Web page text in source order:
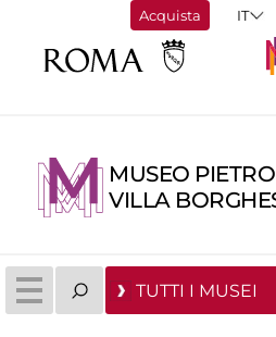
Acquista
MUSEO
VILLA
TUTTI I MUSEI